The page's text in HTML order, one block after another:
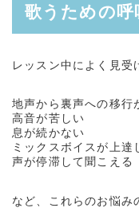
歌うための呼
レッスン中によく見受
地声から裏声への移行
高音が苦しい
息が続かない
ミックスボイスが上達
声が停滞して聞こえる
など、これらのお悩み